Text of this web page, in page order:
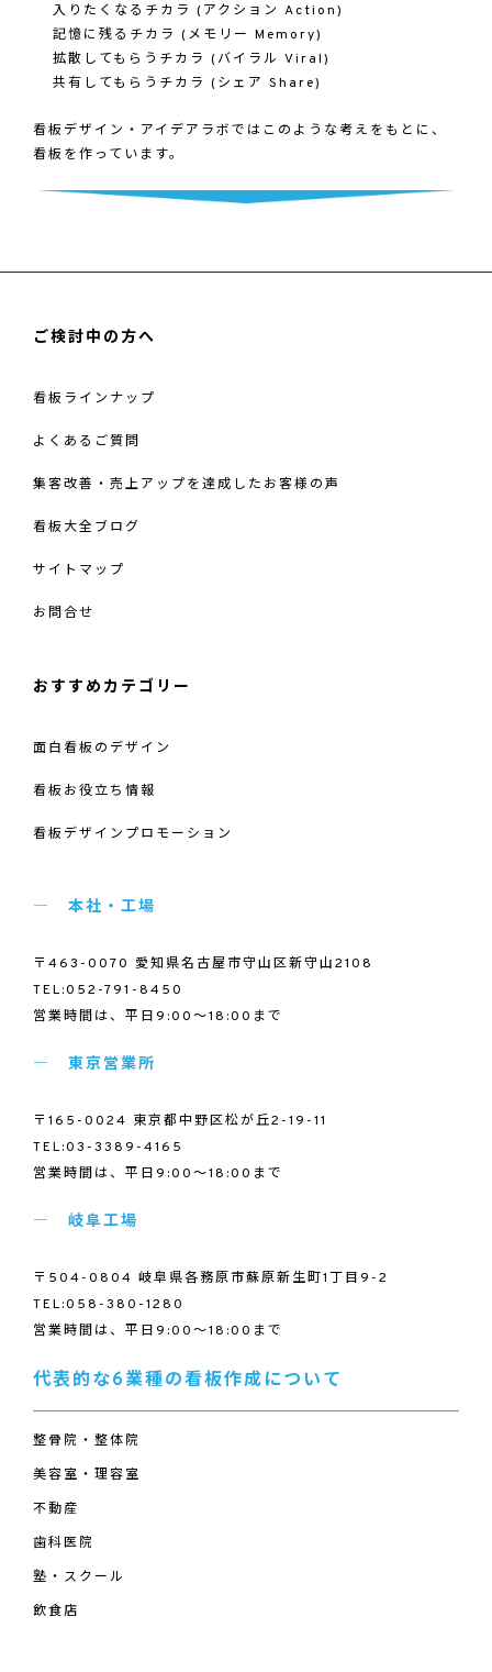
入りたくなるチカラ (アクション Action)
記憶に残るチカラ (メモリー Memory)
拡散してもらうチカラ (バイラル Viral)
共有してもらうチカラ (シェア Share)
看板デザイン・アイデアラボではこのような考えをもとに、
看板を作っています。
ご検討中の方へ
看板ラインナップ
よくあるご質問
集客改善・売上アップを達成したお客様の声
看板大全ブログ
サイトマップ
お問合せ
おすすめカテゴリー
面白看板のデザイン
看板お役立ち情報
看板デザインプロモーション
本社・工場
〒463-0070 愛知県名古屋市守山区新守山2108
TEL:052-791-8450
営業時間は、平日9:00～18:00まで
東京営業所
〒165-0024 東京都中野区松が丘2-19-11
TEL:03-3389-4165
営業時間は、平日9:00～18:00まで
岐阜工場
〒504-0804 岐阜県各務原市蘇原新生町1丁目9-2
TEL:058-380-1280
営業時間は、平日9:00～18:00まで
代表的な6業種の看板作成について
整骨院・整体院
美容室・理容室
不動産
歯科医院
塾・スクール
飲食店